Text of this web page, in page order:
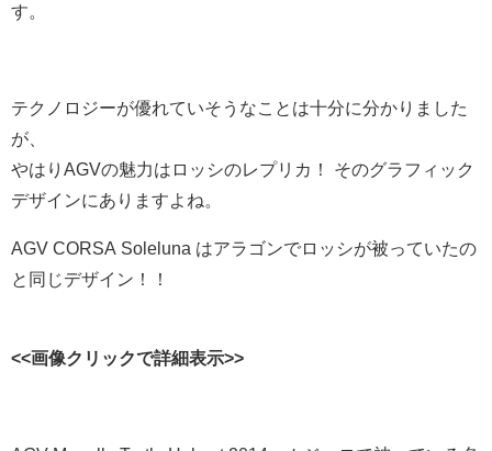
す。
テクノロジーが優れていそうなことは十分に分かりました
が、
やはりAGVの魅力はロッシのレプリカ！ そのグラフィック
デザインにありますよね。
AGV CORSA Soleluna はアラゴンでロッシが被っていたの
と同じデザイン！！
<<画像クリックで詳細表示>>